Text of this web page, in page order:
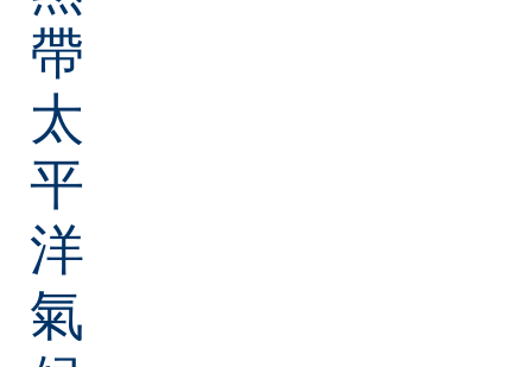
帶
太
平
洋
氣